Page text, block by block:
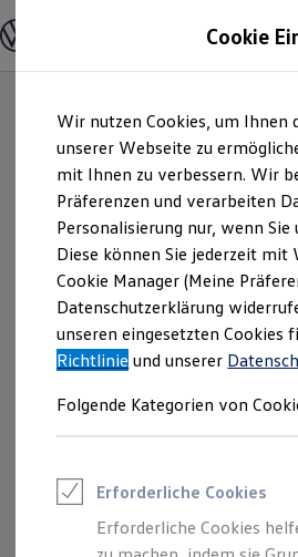
Hauptinhalt
springen
Footer
springen
Modelle und Konfigurator
Modelle vergleichen
Elektroautos
ENERGY Sondermodelle
Nutzfahrzeuge
SUV und CUV
Familienautos
Kombis
Kompaktwagen
Sportwagen
Schnell verfügbare Fahrzeuge
Angebote und Produkte
Aktuelle Angebote
E-Auto-Förderung
Volkswagen Marktplatz
Junge Gebrauchtwagen
Saisonangebote
Leasing
Leasing-Angebote
Cookie
Wir nutzen Cookies, um Ihnen
unserer Webseite zu
mit Ihnen zu verbessern. Wir
Präferenzen und verarbeiten
Personalisierung nur, wenn
Diese können Sie jederzeit
Cookie Manager (Meine
Datenschutzerklärung
unseren eingesetzten Cookies
Richtlinie und unserer
Folgende Kategorien von
Erforderliche Cookies
Erforderliche Cookies